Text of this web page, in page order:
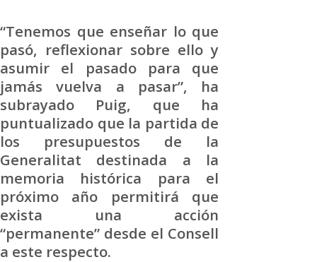
“Tenemos que enseñar lo que
pasó, reflexionar sobre ello y
asumir el pasado para que
jamás vuelva a pasar”, ha
subrayado Puig, que ha
puntualizado que la partida de
los presupuestos de la
Generalitat destinada a la
memoria histórica para el
próximo año permitirá que
exista una acción
“permanente” desde el Consell
a este respecto.